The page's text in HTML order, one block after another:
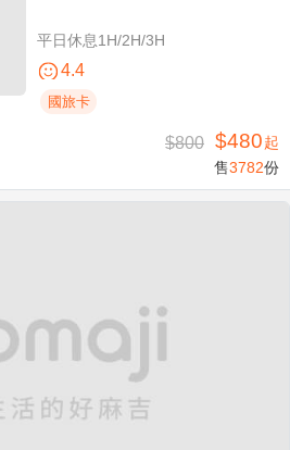
平日休息1H/2H/3H
4.4
國旅卡
$800 $480起
售3782份